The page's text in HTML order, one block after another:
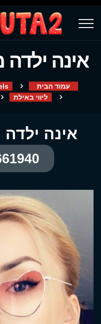
אינה
עמוד הבית
ליווי באילת
אינה